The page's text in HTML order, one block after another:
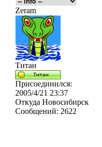
Zeram
Титан
Присоединился:
2005/4/21 23:37
Откуда Новосибирск
Сообщений: 2622